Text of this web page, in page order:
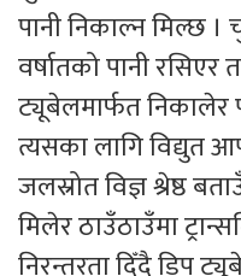
पानी निकाल्न मिल्छ ।
वर्षातको पानी
ट्यूबेलमार्फत निकालेर
त्यसका लागि विद्युत
जलस्रोत विज्ञ श्रेष्ठ
मिलेर ठाउँठाउँमा
निरन्तरता दिँदै डिप